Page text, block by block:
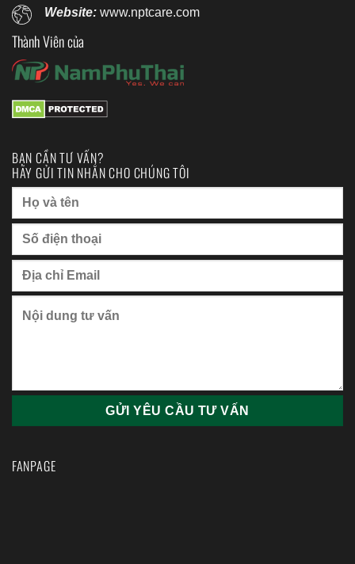
Website:www.nptcare.com
Thành Viên của
BẠN CẦN TƯ VẤN?
HÃY GỬI TIN NHẮN CHO CHÚNG TÔI
FANPAGE